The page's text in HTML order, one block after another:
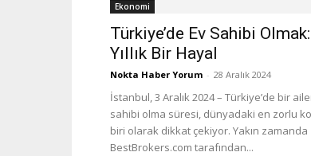
Ekonomi
Türkiye’de Ev Sahibi
Yıllık Bir Hayal
Nokta Haber Yorum - 28 Aralık 2024
İstanbul, 3 Aralık 2024 – Türkiye’de bir
sahibi olma süresi, dünyadaki en zorlu
biri olarak dikkat çekiyor. Yakın zamanda
BestBrokers.com tarafından...